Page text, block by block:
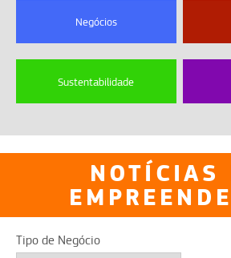
Negócios
Sustentabilidade
NOTÍCIAS
Tipo de Negócio